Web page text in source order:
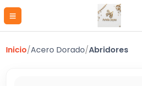
Inicio/Acero Dorado/Abridores